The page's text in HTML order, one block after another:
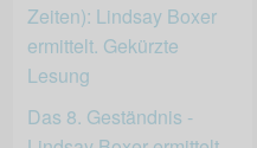
Das 8. Geständnis -